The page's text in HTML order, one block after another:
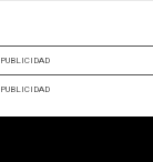
PUBLICIDAD
PUBLICIDAD